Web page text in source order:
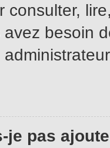
consulter,
besoin
je pas